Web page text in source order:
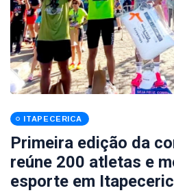
ITAPECERICA
Primeira edição da
reúne 200 atletas e
esporte em